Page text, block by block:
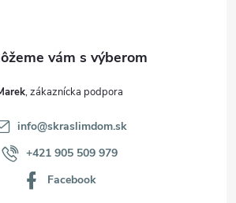
info@skraslimdom.sk
+421 905 509 979
Facebook